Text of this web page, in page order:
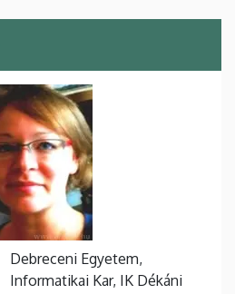
Debreceni Egyetem,
Informatikai Kar, IK Dékáni